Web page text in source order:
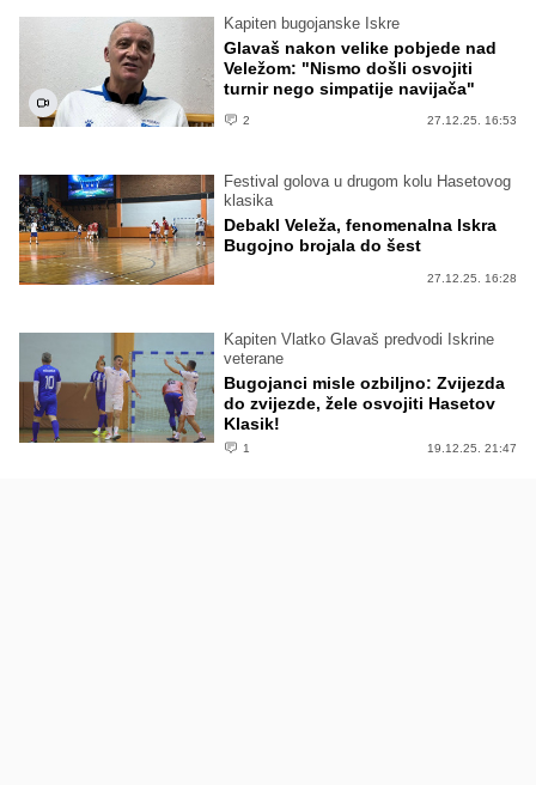
Kapiten bugojanske Iskre
Glavaš nakon velike pobjede nad
Veležom: "Nismo došli osvojiti
turnir nego simpatije navijača"
2 27.12.25. 16:53
Festival golova u drugom kolu Hasetovog
klasika
Debakl Veleža, fenomenalna Iskra
Bugojno brojala do šest
27.12.25. 16:28
Kapiten Vlatko Glavaš predvodi Iskrine
veterane
Bugojanci misle ozbiljno: Zvijezda
do zvijezde, žele osvojiti Hasetov
Klasik!
1 19.12.25. 21:47